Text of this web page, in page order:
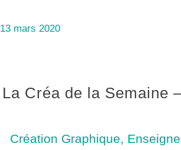
13 mars 2020
La Créa de la Semaine
Création Graphique,